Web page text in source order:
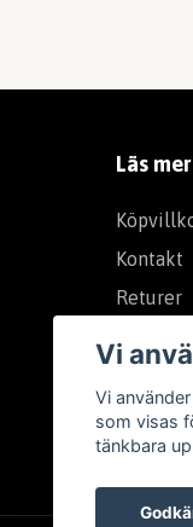
Läs mer
Kontakt
Returer
Vi
Vi
som visas
tänkbara